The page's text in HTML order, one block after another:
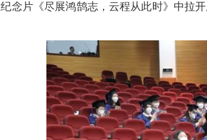
片《尽展鸿鹄志，云程从此时》中拉